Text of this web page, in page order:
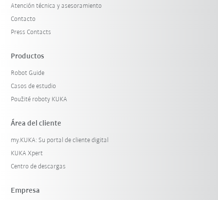
Atención técnica y asesoramiento
Contacto
Press Contacts
Productos
Robot Guide
Casos de estudio
Použité roboty KUKA
Área del cliente
my.KUKA: Su portal de cliente digital
KUKA Xpert
Centro de descargas
Empresa